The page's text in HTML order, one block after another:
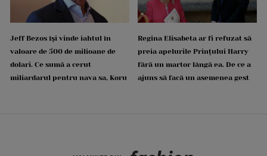
Jeff Bezos își vinde iahtul în
valoare de 500 de milioane de
dolari. Ce sumă a cerut
miliardarul pentru nava sa, Koru
Regina Elisabeta ar fi refuzat să
preia apelurile Prințului Harry
fără un martor lângă ea. De ce a
ajuns să facă un asemenea gest